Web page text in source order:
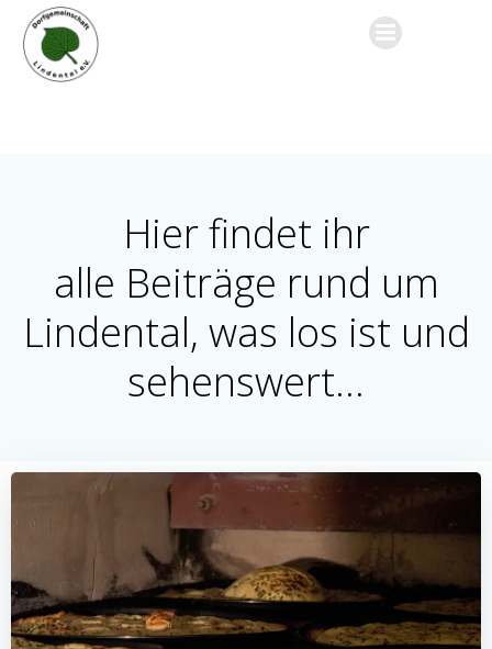
Hier findet ihr
alle Beiträge rund um
Lindental, was los ist und
sehenswert...